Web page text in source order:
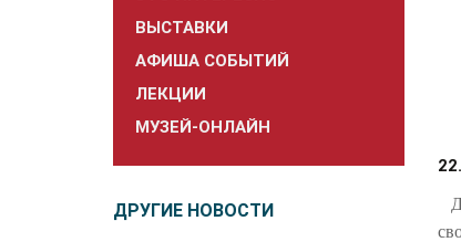
ВЫСТАВКИ
АФИША СОБЫТИЙ
ЛЕКЦИИ
МУЗЕЙ-ОНЛАЙН
ДРУГИЕ НОВОСТИ